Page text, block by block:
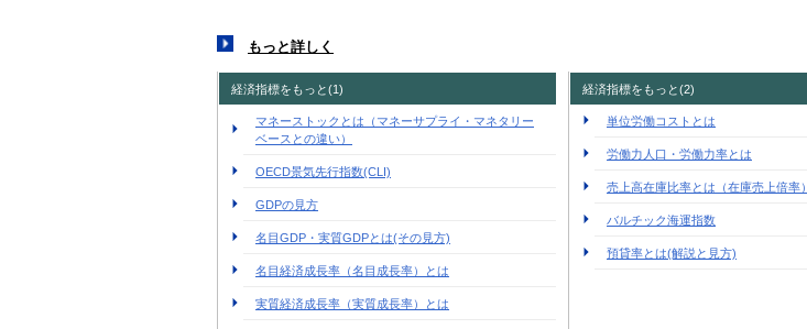
もっと詳しく
経済指標をもっと(1)
マネーストックとは（マネーサプライ・マネタリー
ベースとの違い）
OECD景気先行指数(CLI)
GDPの見方
名目GDP・実質GDPとは(その見方)
名目経済成長率（名目成長率）とは
実質経済成長率（実質成長率）とは
経済指標をもっと(2)
単位労働コストとは
労働力人口・労働力率とは
売上高在庫比率とは（在庫売上倍率）
バルチック海運指数
預貸率とは(解説と見方)